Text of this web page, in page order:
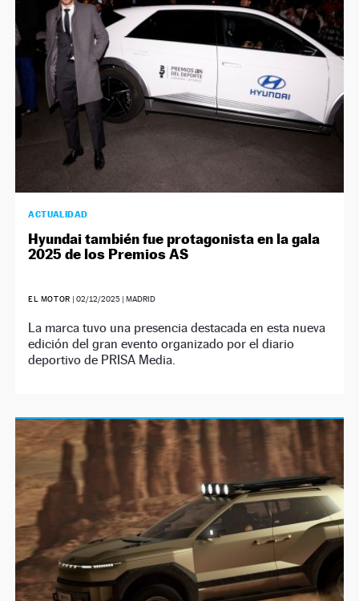
ACTUALIDAD
Hyundai también fue protagonista en la gala
2025 de los Premios AS
EL MOTOR |02/12/2025 | MADRID
La marca tuvo una presencia destacada en esta nueva
edición del gran evento organizado por el diario
deportivo de PRISA Media.